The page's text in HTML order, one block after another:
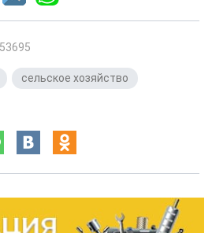
сельское хозяйство